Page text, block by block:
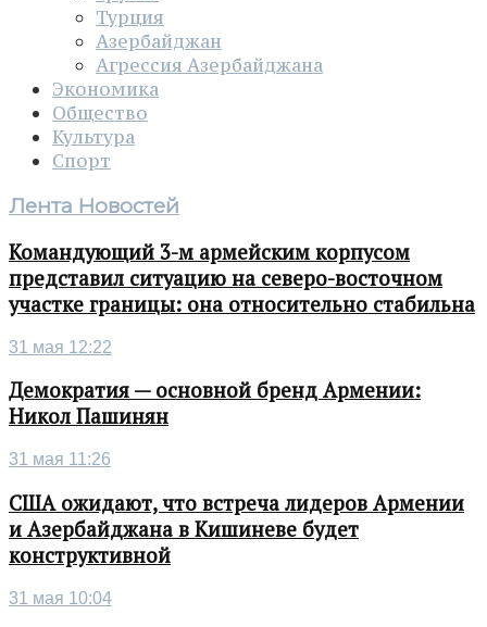
Турция
Азербайджан
Агрессия Азербайджана
Экономика
Общество
Культура
Спорт
Лента Новостей
Командующий 3-м армейским корпусом
представил ситуацию на северо-восточном
участке границы: она относительно стабильна
31 мая 12:22
Демократия — основной бренд Армении:
Никол Пашинян
31 мая 11:26
США ожидают, что встреча лидеров Армении
и Азербайджана в Кишиневе будет
конструктивной
31 мая 10:04